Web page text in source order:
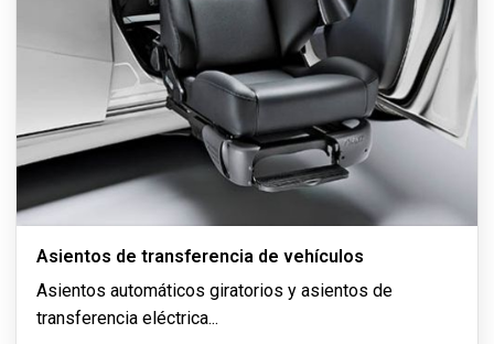
Asientos de transferencia de vehículos
Asientos automáticos giratorios y asientos de
transferencia eléctrica...